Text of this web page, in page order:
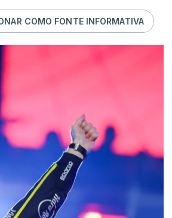
COMO FONTE INFORMATIVA